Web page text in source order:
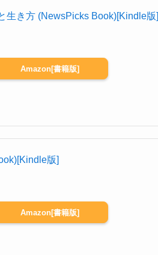
き方 (NewsPicks Book)[Kindle版]
Amazon[書籍版]
版]
Amazon[書籍版]